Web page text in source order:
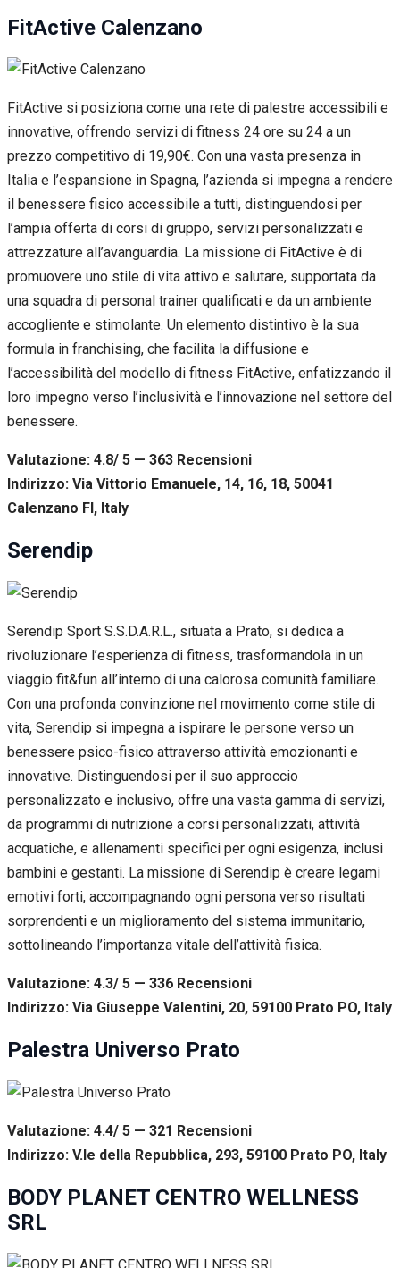
FitActive Calenzano
FitActive si posiziona come una rete di palestre accessibili e
innovative, offrendo servizi di fitness 24 ore su 24 a un
prezzo competitivo di 19,90€. Con una vasta presenza in
Italia e l’espansione in Spagna, l’azienda si impegna a rendere
il benessere fisico accessibile a tutti, distinguendosi per
l’ampia offerta di corsi di gruppo, servizi personalizzati e
attrezzature all’avanguardia. La missione di FitActive è di
promuovere uno stile di vita attivo e salutare, supportata da
una squadra di personal trainer qualificati e da un ambiente
accogliente e stimolante. Un elemento distintivo è la sua
formula in franchising, che facilita la diffusione e
l’accessibilità del modello di fitness FitActive, enfatizzando il
loro impegno verso l’inclusività e l’innovazione nel settore del
benessere.
Valutazione: 4.8/ 5 — 363 Recensioni
Indirizzo: Via Vittorio Emanuele, 14, 16, 18, 50041
Calenzano FI, Italy
Serendip
Serendip Sport S.S.D.A.R.L., situata a Prato, si dedica a
rivoluzionare l’esperienza di fitness, trasformandola in un
viaggio fit&fun all’interno di una calorosa comunità familiare.
Con una profonda convinzione nel movimento come stile di
vita, Serendip si impegna a ispirare le persone verso un
benessere psico-fisico attraverso attività emozionanti e
innovative. Distinguendosi per il suo approccio
personalizzato e inclusivo, offre una vasta gamma di servizi,
da programmi di nutrizione a corsi personalizzati, attività
acquatiche, e allenamenti specifici per ogni esigenza, inclusi
bambini e gestanti. La missione di Serendip è creare legami
emotivi forti, accompagnando ogni persona verso risultati
sorprendenti e un miglioramento del sistema immunitario,
sottolineando l’importanza vitale dell’attività fisica.
Valutazione: 4.3/ 5 — 336 Recensioni
Indirizzo: Via Giuseppe Valentini, 20, 59100 Prato PO, Italy
Palestra Universo Prato
Valutazione: 4.4/ 5 — 321 Recensioni
Indirizzo: V.le della Repubblica, 293, 59100 Prato PO, Italy
BODY PLANET CENTRO WELLNESS
SRL